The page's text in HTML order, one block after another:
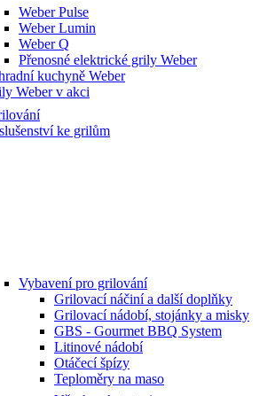
Weber Pulse
Weber Lumin
Weber Q
Přenosné elektrické grily Weber
kuchyně Weber
Weber v akci
ke grilům
Vybavení pro grilování
Grilovací náčiní a další doplňky
Grilovací nádobí, stojánky a misky
GBS - Gourmet BBQ System
Litinové nádobí
Otáčecí špízy
Teploměry na maso